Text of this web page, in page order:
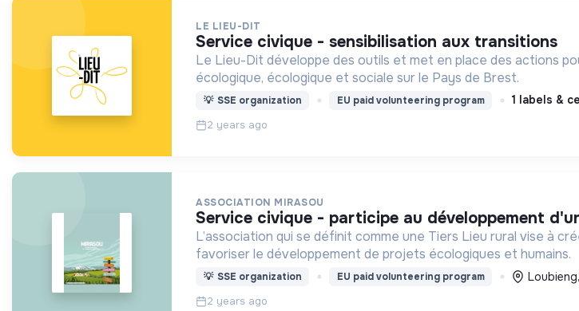
LE LIEU-DIT
service civique - sensibilisation aux transitions
Le Lieu-Dit développe des outils et met en place des actions
écologique, écologique et sociale sur le Pays de Brest.
💡 SSE organization EU paid volunteering program 1 labels &
2 years ago
ASSOCIATION MIRASOU
service civique - participe au développement
L’association qui se définit comme une Tiers Lieu rural vise à
favoriser le développement de projets écologiques et humains.
💡 SSE organization EU paid volunteering program
2 years ago